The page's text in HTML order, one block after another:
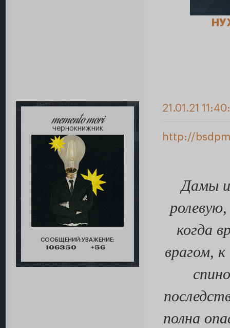
memento mori
чернокнижник
СООБЩЕНИЙ:
106350
УВАЖЕНИЕ:
+56
21.01.21
http://
Дамы и
когда
врагом,
полна